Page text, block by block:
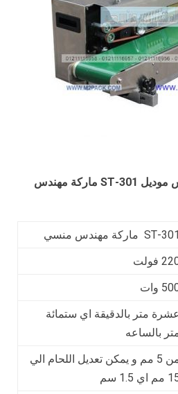
موديل
ماركة مهندس
301-ST ماركة مهندس منسي
فولت
وات
عشرة متر بالدقيقة اي ستمائة
بالساعه
من 5 مم و يمكن تعديل اللحام الي
اي 1.5 سم